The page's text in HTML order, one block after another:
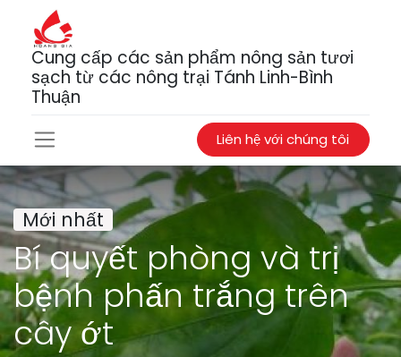
Cung cấp các sản phẩm nông sản tươi
sạch từ các nông trại Tánh Linh-Bình
Thuận
Liên hệ với chúng tôi
Mới nhất
Bí quyết phòng và trị
bệnh phấn trắng trên
cây ớt